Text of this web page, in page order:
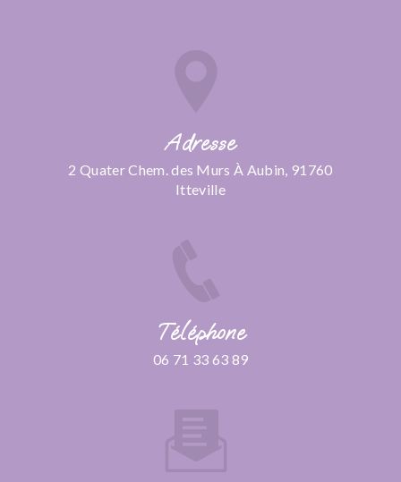
Adresse
2 Quater Chem. des Murs À Aubin, 91760
Itteville
Téléphone
06 71 33 63 89